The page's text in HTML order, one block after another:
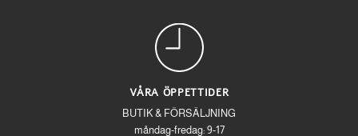
VÅRA ÖPPETTIDER
BUTIK & FÖRSÄLJNING
måndag-fredag: 9-17